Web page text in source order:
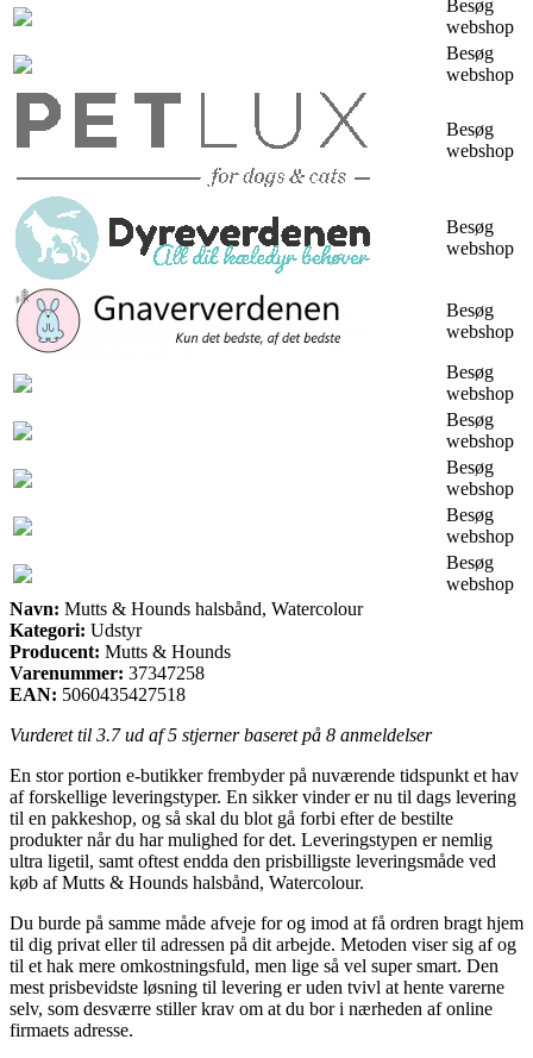
Besøg
webshop
Besøg
webshop
Besøg
webshop
Besøg
webshop
Besøg
webshop
Besøg
webshop
Besøg
webshop
Besøg
webshop
Besøg
webshop
Besøg
webshop
Navn: Mutts & Hounds halsbånd, Watercolour
Kategori: Udstyr
Producent: Mutts & Hounds
Varenummer: 37347258
EAN: 5060435427518
Vurderet til 3.7ud af 5 stjerner baseret på 8 anmeldelser
En stor portion e-butikker frembyder på nuværende tidspunkt et hav
af forskellige leveringstyper. En sikker vinder er nu til dags levering
til en pakkeshop, og så skal du blot gå forbi efter de bestilte
produkter når du har mulighed for det. Leveringstypen er nemlig
ultra ligetil, samt oftest endda den prisbilligste leveringsmåde ved
køb af Mutts & Hounds halsbånd, Watercolour.
Du burde på samme måde afveje for og imod at få ordren bragt hjem
til dig privat eller til adressen på dit arbejde. Metoden viser sig af og
til et hak mere omkostningsfuld, men lige så vel super smart. Den
mest prisbevidste løsning til levering er uden tvivl at hente varerne
selv, som desværre stiller krav om at du bor i nærheden af online
firmaets adresse.